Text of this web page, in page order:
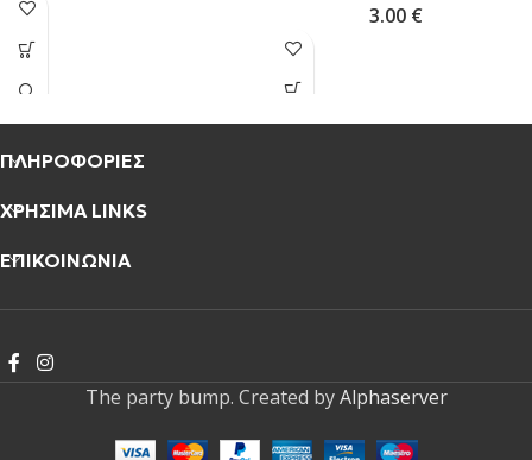
3.00 €
ΠΛΗΡΟΦΟΡΙΕΣ
ΧΡΗΣΙΜΑ LINKS
ΕΠΙΚΟΙΝΩΝΙΑ
The party bump. Created byAlphaserver